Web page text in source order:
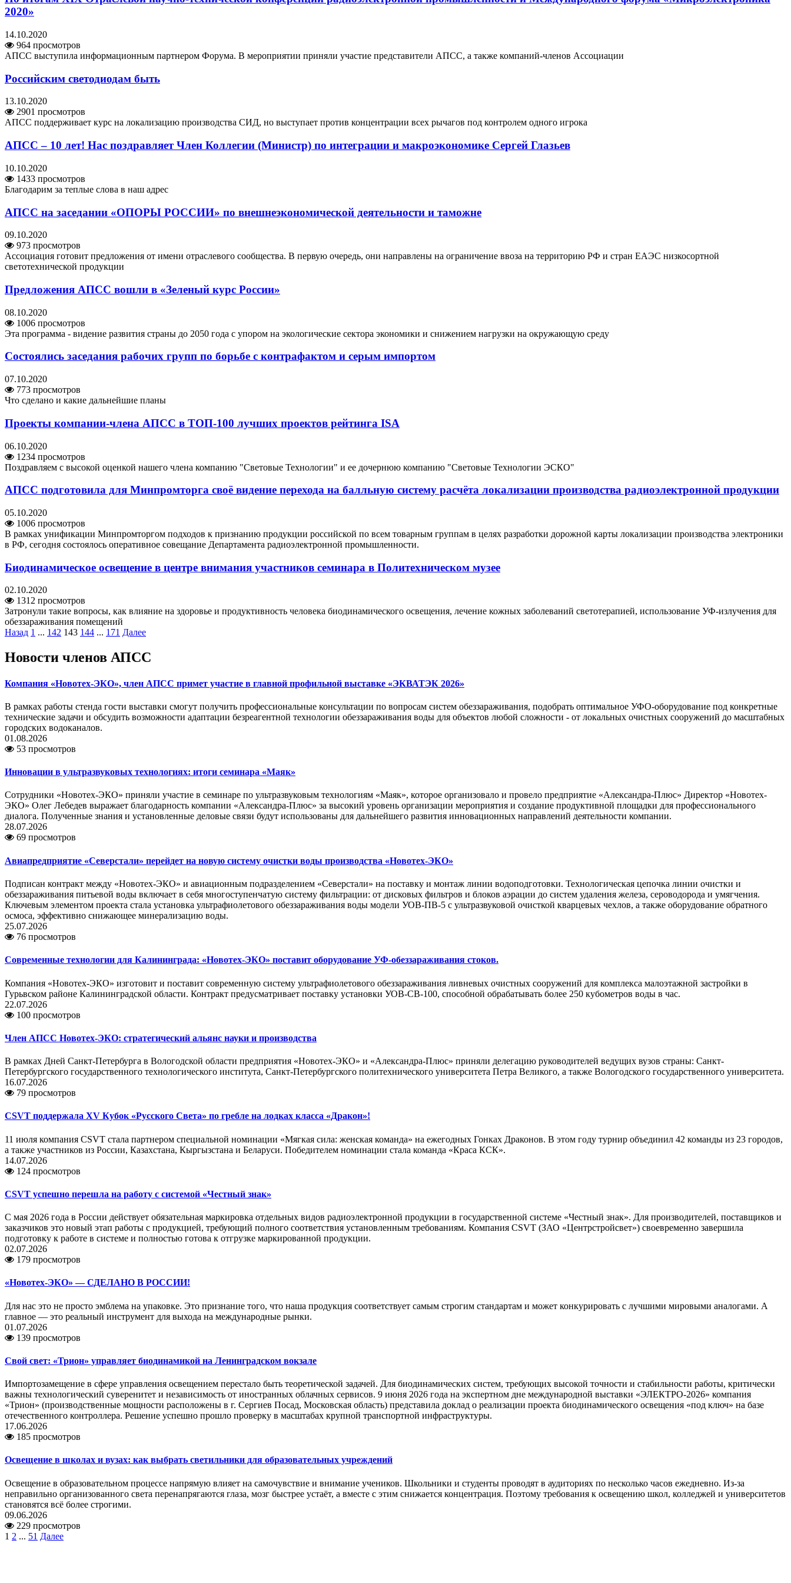
2020»
14.10.2020
964 просмотров
АПСС выступила информационным партнером Форума. В мероприятии приняли участие представители АПСС, а также компаний-членов Ассоциации
Российским светодиодам быть
13.10.2020
2901 просмотров
АПСС поддерживает курс на локализацию производства СИД, но выступает против концентрации всех рычагов под контролем одного игрока
АПСС – 10 лет! Нас поздравляет Член Коллегии (Министр) по интеграции и макроэкономике Сергей Глазьев
10.10.2020
1433 просмотров
Благодарим за теплые слова в наш адрес
АПСС на заседании «ОПОРЫ РОССИИ» по внешнеэкономической деятельности и таможне
09.10.2020
973 просмотров
Ассоциация готовит предложения от имени отраслевого сообщества. В первую очередь, они направлены на ограничение ввоза на территорию РФ и стран ЕАЭС низкосортной
светотехнической продукции
Предложения АПСС вошли в «Зеленый курс России»
08.10.2020
1006 просмотров
Эта программа - видение развития страны до 2050 года с упором на экологические сектора экономики и снижением нагрузки на окружающую среду
Состоялись заседания рабочих групп по борьбе с контрафактом и серым импортом
07.10.2020
773 просмотров
Что сделано и какие дальнейшие планы
Проекты компании-члена АПСС в ТОП-100 лучших проектов рейтинга ISA
06.10.2020
1234 просмотров
Поздравляем с высокой оценкой нашего члена компанию "Световые Технологии" и ее дочернюю компанию "Световые Технологии ЭСКО"
АПСС подготовила для Минпромторга своё видение перехода на балльную систему расчёта локализации производства радиоэлектронной продукции
05.10.2020
1006 просмотров
В рамках унификации Минпромторгом подходов к признанию продукции российской по всем товарным группам в целях разработки дорожной карты локализации производства электроники
в РФ, сегодня состоялось оперативное совещание Департамента радиоэлектронной промышленности.
Биодинамическое освещение в центре внимания участников семинара в Политехническом музее
02.10.2020
1312 просмотров
Затронули такие вопросы, как влияние на здоровье и продуктивность человека биодинамического освещения, лечение кожных заболеваний светотерапией, использование УФ-излучения для
обеззараживания помещений
Назад 1 ... 142 143 144 ... 171 Далее
Новости членов АПСС
Компания «Новотех-ЭКО», член АПСС примет участие в главной профильной выставке «ЭКВАТЭК 2026»
В рамках работы стенда гости выставки смогут получить профессиональные консультации по вопросам систем обеззараживания, подобрать оптимальное УФО-оборудование под конкретные
технические задачи и обсудить возможности адаптации безреагентной технологии обеззараживания воды для объектов любой сложности - от локальных очистных сооружений до масштабных
городских водоканалов.
01.08.2026
53 просмотров
Инновации в ультразвуковых технологиях: итоги семинара «Маяк»
Сотрудники «Новотех-ЭКО» приняли участие в семинаре по ультразвуковым технологиям «Маяк», которое организовало и провело предприятие «Александра-Плюс» Директор «Новотех-
ЭКО» Олег Лебедев выражает благодарность компании «Александра-Плюс» за высокий уровень организации мероприятия и создание продуктивной площадки для профессионального
диалога. Полученные знания и установленные деловые связи будут использованы для дальнейшего развития инновационных направлений деятельности компании.
28.07.2026
69 просмотров
Авиапредприятие «Северстали» перейдет на новую систему очистки воды производства «Новотех-ЭКО»
Подписан контракт между «Новотех-ЭКО» и авиационным подразделением «Северстали» на поставку и монтаж линии водоподготовки. Технологическая цепочка линии очистки и
обеззараживания питьевой воды включает в себя многоступенчатую систему фильтрации: от дисковых фильтров и блоков аэрации до систем удаления железа, сероводорода и умягчения.
Ключевым элементом проекта стала установка ультрафиолетового обеззараживания воды модели УОВ-ПВ-5 с ультразвуковой очисткой кварцевых чехлов, а также оборудование обратного
осмоса, эффективно снижающее минерализацию воды.
25.07.2026
76 просмотров
Современные технологии для Калининграда: «Новотех-ЭКО» поставит оборудование УФ-обеззараживания стоков.
Компания «Новотех-ЭКО» изготовит и поставит современную систему ультрафиолетового обеззараживания ливневых очистных сооружений для комплекса малоэтажной застройки в
Гурьвском районе Калининградской области. Контракт предусматривает поставку установки УОВ-СВ-100, способной обрабатывать более 250 кубометров воды в час.
22.07.2026
100 просмотров
Член АПСС Новотех-ЭКО: стратегический альянс науки и производства
В рамках Дней Санкт-Петербурга в Вологодской области предприятия «Новотех-ЭКО» и «Александра-Плюс» приняли делегацию руководителей ведущих вузов страны: Санкт-
Петербургского государственного технологического института, Санкт-Петербургского политехнического университета Петра Великого, а также Вологодского государственного университета.
16.07.2026
79 просмотров
CSVT поддержала XV Кубок «Русского Света» по гребле на лодках класса «Дракон»!
11 июля компания CSVT стала партнером специальной номинации «Мягкая сила: женская команда» на ежегодных Гонках Драконов. В этом году турнир объединил 42 команды из 23 городов,
а также участников из России, Казахстана, Кыргызстана и Беларуси. Победителем номинации стала команда «Краса КСК».
14.07.2026
124 просмотров
CSVT успешно перешла на работу с системой «Честный знак»
С мая 2026 года в России действует обязательная маркировка отдельных видов радиоэлектронной продукции в государственной системе «Честный знак». Для производителей, поставщиков и
заказчиков это новый этап работы с продукцией, требующий полного соответствия установленным требованиям. Компания CSVT (ЗАО «Центрстройсвет») своевременно завершила
подготовку к работе в системе и полностью готова к отгрузке маркированной продукции.
02.07.2026
179 просмотров
«Новотех-ЭКО» — СДЕЛАНО В РОССИИ!
Для нас это не просто эмблема на упаковке. Это признание того, что наша продукция соответствует самым строгим стандартам и может конкурировать с лучшими мировыми аналогами. А
главное — это реальный инструмент для выхода на международные рынки.
01.07.2026
139 просмотров
Свой свет: «Трион» управляет биодинамикой на Ленинградском вокзале
Импортозамещение в сфере управления освещением перестало быть теоретической задачей. Для биодинамических систем, требующих высокой точности и стабильности работы, критически
важны технологический суверенитет и независимость от иностранных облачных сервисов. 9 июня 2026 года на экспертном дне международной выставки «ЭЛЕКТРО-2026» компания
«Трион» (производственные мощности расположены в г. Сергиев Посад, Московская область) представила доклад о реализации проекта биодинамического освещения «под ключ» на базе
отечественного контроллера. Решение успешно прошло проверку в масштабах крупной транспортной инфраструктуры.
17.06.2026
185 просмотров
Освещение в школах и вузах: как выбрать светильники для образовательных учреждений
Освещение в образовательном процессе напрямую влияет на самочувствие и внимание учеников. Школьники и студенты проводят в аудиториях по несколько часов ежедневно. Из-за
неправильно организованного света перенапрягаются глаза, мозг быстрее устаёт, а вместе с этим снижается концентрация. Поэтому требования к освещению школ, колледжей и университетов
становятся всё более строгими.
09.06.2026
229 просмотров
1 2 ... 51 Далее